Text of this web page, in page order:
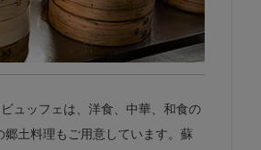
ュッフェは、洋食、中華、和食の
土料理もご用意しています。蘇